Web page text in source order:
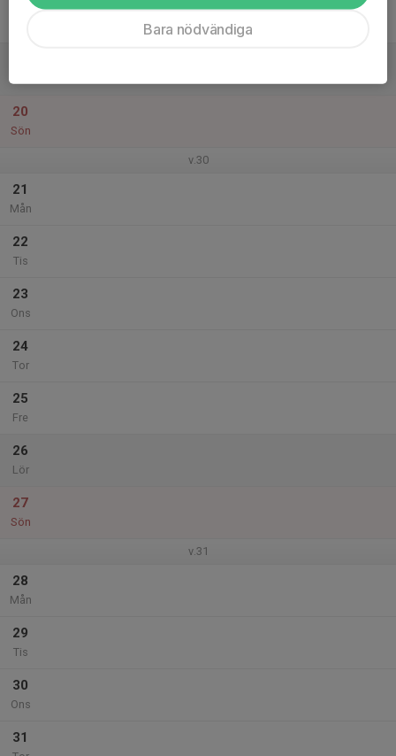
20
Sön
v.30
21
Mån
22
Tis
23
Ons
24
Tor
25
Fre
26
Lör
27
Sön
v.31
28
Mån
29
Tis
30
Ons
31
Bara nödvändiga